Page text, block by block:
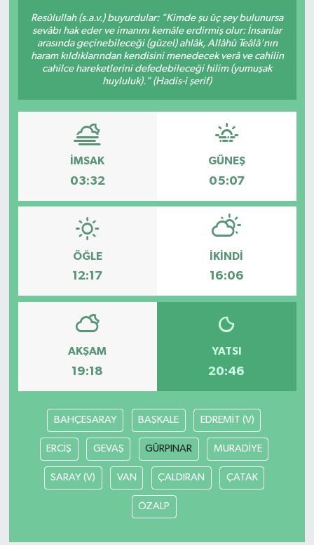
Resûlullah (s.a.v.) buyurdular: "Kimde şu üç şey bulunursa
sevâbı hak eder ve imanını kemâle erdirmiş olur: İnsanlar
arasında geçinebileceği (güzel) ahlâk, Allâhü Teâlâ'nın
haram kıldıklarından kendisini menedecek verâ ve cahilin
cahilce hareketlerini defedebileceği hilim (yumuşak
huyluluk)." (Hadis-i şerif)
İMSAK
03:32
GÜNEŞ
05:07
ÖĞLE
12:17
İKINDI
16:06
AKŞAM
19:18
YATSI
20:46
BAHÇESARAY BAŞKALE EDREMİT (V)
ERCİŞ GEVAŞ GÜRPINAR MURADİYE
SARAY (V) VAN ÇALDIRAN ÇATAK
ÖZALP